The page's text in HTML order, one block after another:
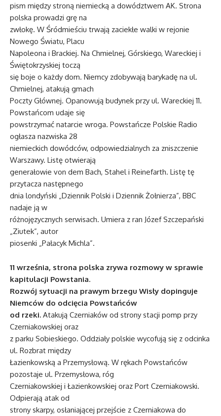
pism między stroną niemiecką a dowództwem AK. Strona
polska prowadzi grę na
zwłokę. W Śródmieściu trwają zaciekłe walki w rejonie
Nowego Światu, Placu
Napoleona i Brackiej. Na Chmielnej, Górskiego, Wareckiej i
Świętokrzyskiej toczą
się boje o każdy dom. Niemcy zdobywają barykadę na ul.
Chmielnej, atakują gmach
Poczty Głównej. Opanowują budynek przy ul. Wareckiej 11.
Powstańcom udaje się
powstrzymać natarcie wroga. Powstańcze Polskie Radio
ogłasza nazwiska 28
niemieckich dowódców, odpowiedzialnych za zniszczenie
Warszawy. Listę otwierają
generałowie von dem Bach, Stahel i Reinefarth. Listę tę
przytacza następnego
dnia londyński „Dziennik Polski i Dziennik Żołnierza”, BBC
nadaje ją w
różnojęzycznych serwisach. Umiera z ran Józef Szczepański
„Ziutek”, autor
piosenki „Pałacyk Michla”.
11 września, strona polska zrywa rozmowy w sprawie
kapitulacji Powstania.
Rozwój sytuacji na prawym brzegu Wisły dopinguje
Niemców do odcięcia Powstańców
od rzeki. Atakują Czerniaków od strony stacji pomp przy
Czerniakowskiej oraz
z parku Sobieskiego. Oddziały polskie wycofują się z odcinka
ul. Rozbrat między
Łazienkowską a Przemysłową. W rękach Powstańców
pozostaje ul. Przemysłowa, róg
Czerniakowskiej i Łazienkowskiej oraz Port Czerniakowski.
Odpierają atak od
strony skarpy, osłaniającej przejście z Czerniakowa do